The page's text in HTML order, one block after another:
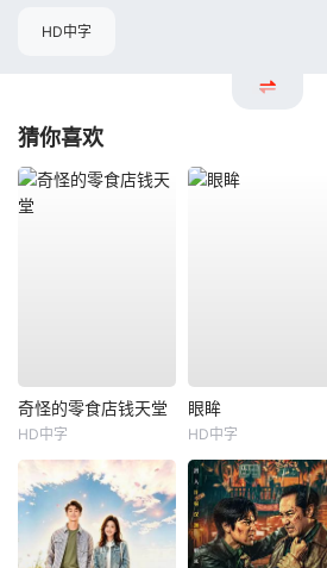
HD中字
猜你喜欢
奇怪的零食店钱天堂
HD中字
眼眸
HD中字